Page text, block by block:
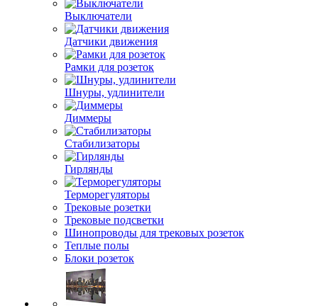
Выключатели
Датчики движения
Рамки для розеток
Шнуры, удлинители
Диммеры
Стабилизаторы
Гирлянды
Терморегуляторы
Трековые розетки
Трековые подсветки
Шинопроводы для трековых розеток
Теплые полы
Блоки розеток